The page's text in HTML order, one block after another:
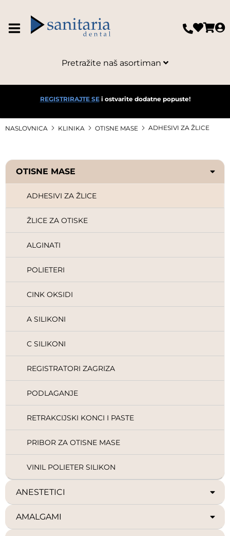
Pretražite naš asortiman
REGISTRIRAJTE SEi ostvarite dodatne popuste!
NASLOVNICA KLINIKA OTISNE MASE ADHESIVI ZA ŽLICE
OTISNE MASE
ADHESIVI ZA ŽLICE
ŽLICE ZA OTISKE
ALGINATI
POLIETERI
CINK OKSIDI
A SILIKONI
C SILIKONI
REGISTRATORI ZAGRIZA
PODLAGANJE
RETRAKCIJSKI KONCI I PASTE
PRIBOR ZA OTISNE MASE
VINIL POLIETER SILIKON
ANESTETICI
AMALGAMI